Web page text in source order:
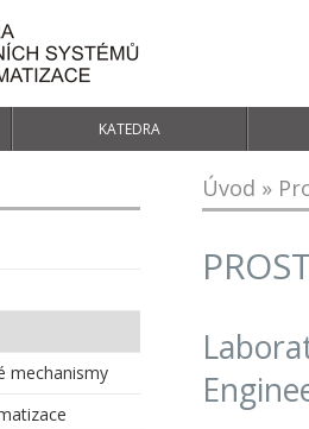
KATEDRA
Úvod »
mechanismy